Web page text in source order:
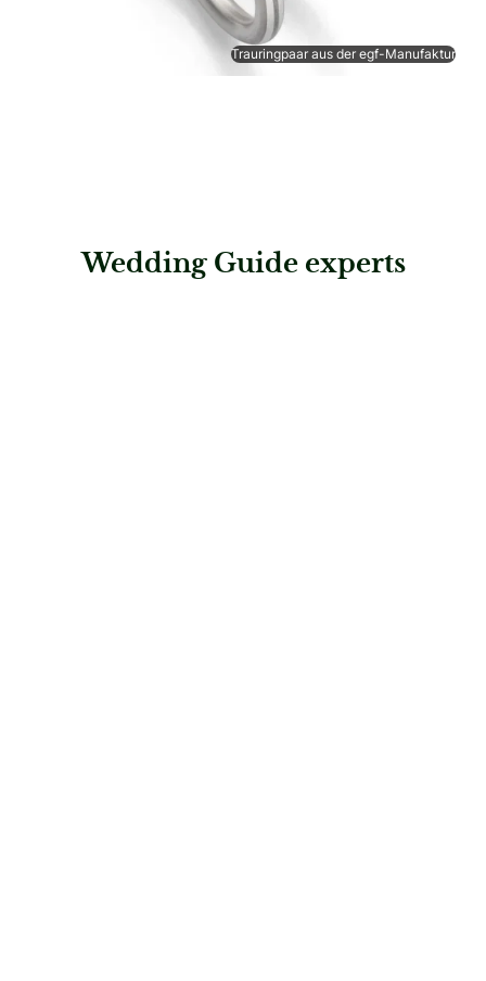
Trauringpaar aus der egf-Manufaktur
Wedding Guide experts